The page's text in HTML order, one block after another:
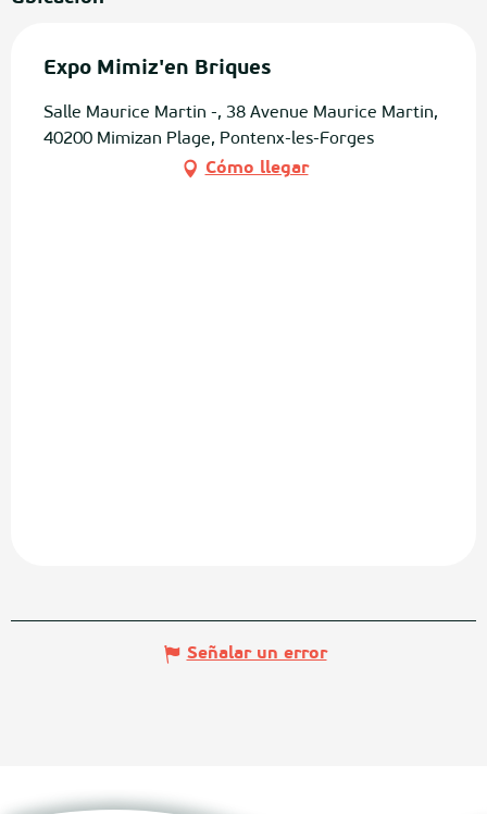
Expo Mimiz'en Briques
Salle Maurice Martin -, 38 Avenue Maurice Martin,
40200 Mimizan Plage, Pontenx-les-Forges
Cómo llegar
Señalar un error